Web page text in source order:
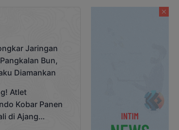
Jaringan
Bun,
Diamankan
Atlet
Kobar Panen
di Ajang